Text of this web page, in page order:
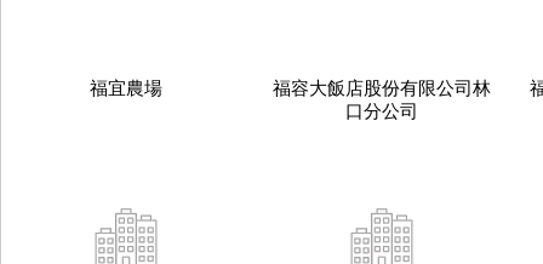
福宜農場
福容大飯店股份有限公司林
口分公司